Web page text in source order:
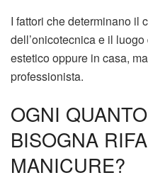
I fattori che determinano il
dell’onicotecnica e il
estetico oppure in casa,
professionista.
OGNI
BISOGNA
MANICURE?